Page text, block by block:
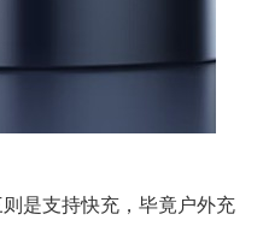
是支持快充，毕竟户外充